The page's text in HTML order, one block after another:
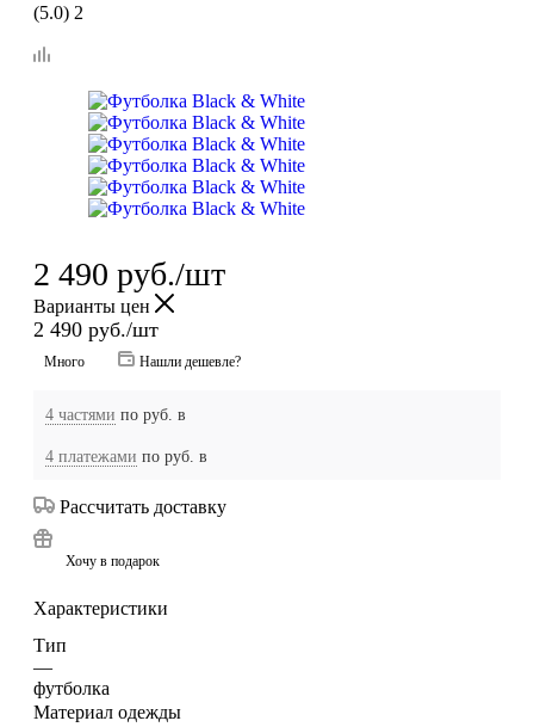
(5.0) 2
2 490 руб./шт
Варианты цен
2 490 руб./шт
Много Нашли дешевле?
4 частями по руб. в
4 платежами по руб. в
Рассчитать доставку
Хочу в подарок
Характеристики
Тип
—
футболка
Материал одежды